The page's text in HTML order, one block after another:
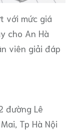
với mức giá
cho An Hà
viên giải đáp
đường Lê
Tp Hà Nội